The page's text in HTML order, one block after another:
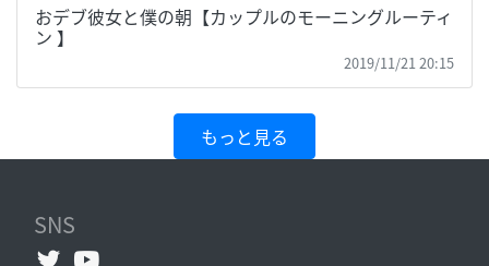
おデブ彼女と僕の朝【カップルのモーニングルーティ
ン 】
2019/11/21 20:15
もっと見る
SNS